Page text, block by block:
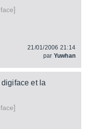
]
21/01/2006 21:14
par Yuwhan
et la
]